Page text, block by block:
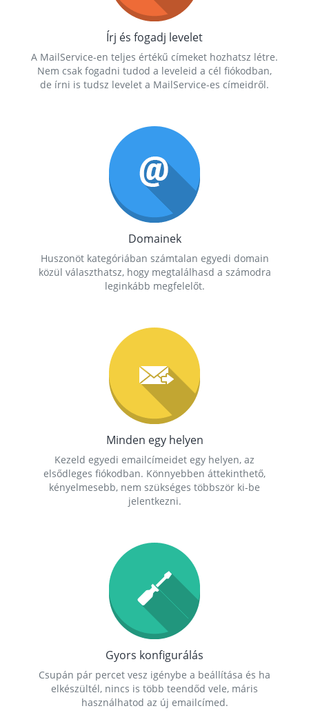
Írj és fogadj levelet
A MailService-en teljes értékű címeket hozhatsz létre.
Nem csak fogadni tudod a leveleid a cél fiókodban,
de írni is tudsz levelet a MailService-es címeidről.
Domainek
Huszonöt kategóriában számtalan egyedi domain
közül választhatsz, hogy megtalálhasd a számodra
leginkább megfelelőt.
Minden egy helyen
Kezeld egyedi emailcímeidet egy helyen, az
elsődleges fiókodban. Könnyebben áttekinthető,
kényelmesebb, nem szükséges többször ki-be
jelentkezni.
Gyors konfigurálás
Csupán pár percet vesz igénybe a beállítása és ha
elkészültél, nincs is több teendőd vele, máris
használhatod az új emailcímed.